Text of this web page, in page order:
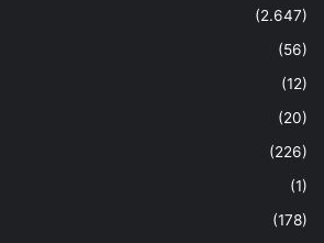
(2.647)
(56)
(12)
(20)
(226)
(1)
(178)